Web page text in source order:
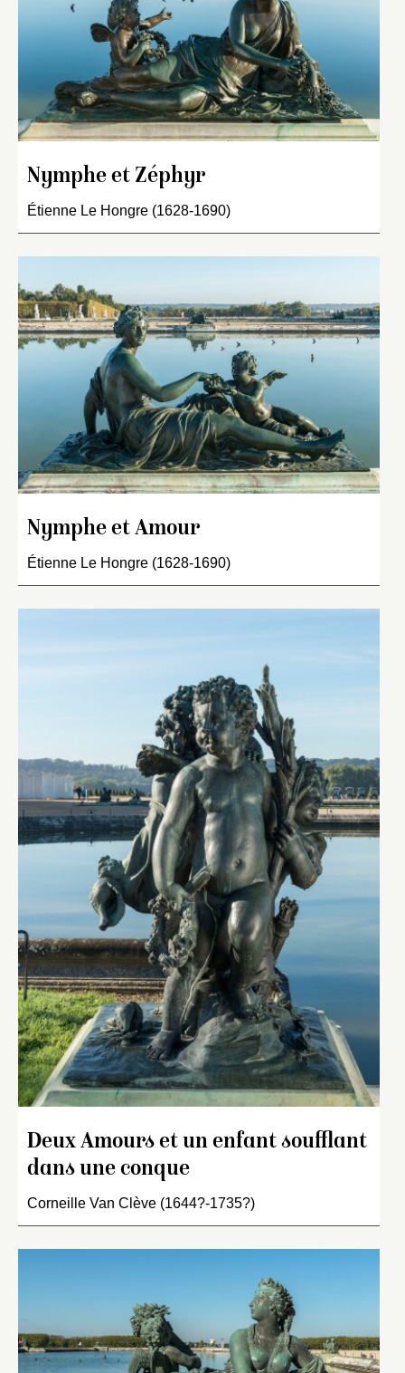
Nymphe et Zéphyr
Étienne Le Hongre (1628-1690)
Nymphe et Amour
Étienne Le Hongre (1628-1690)
Deux Amours et un enfant soufflant
dans une conque
Corneille Van Clève (1644?-1735?)